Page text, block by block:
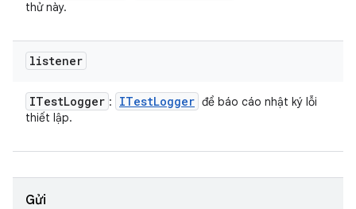
thử này.
listener
ITestLogger : ITestLogger để báo cáo nhật ký lỗi
thiết lập.
Gửi